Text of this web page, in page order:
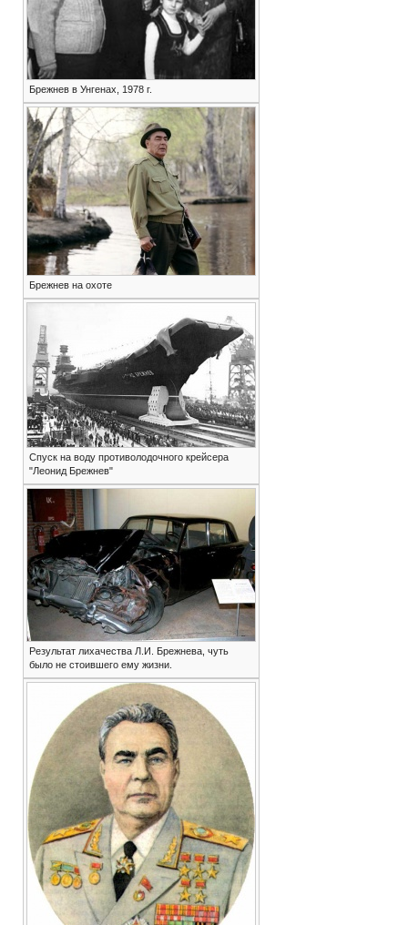
Брежнев в Унгенах, 1978 г.
Брежнев на охоте
Спуск на воду противолодочного крейсера
"Леонид Брежнев"
Результат лихачества Л.И. Брежнева, чуть
было не стоившего ему жизни.